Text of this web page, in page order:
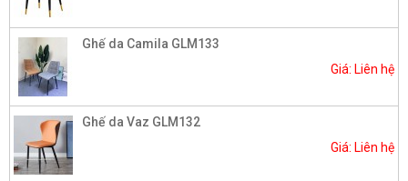
Ghế da Camila GLM133
Giá: Liên hệ
Ghế da Vaz GLM132
Giá: Liên hệ